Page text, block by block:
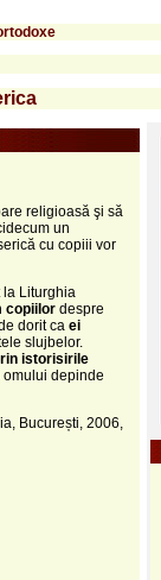
religioasă şi să
un
cu copiii vor
Liturghia
copiilor despre
dorit ca ei
slujbelor.
istorisirile
omului depinde
București, 2006,